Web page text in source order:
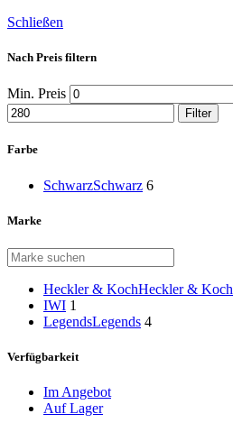
Schließen
Nach Preis filtern
Min. Preis
Filter
Farbe
SchwarzSchwarz 6
Marke
Heckler & KochHeckler & Koch
IWI 1
LegendsLegends 4
Verfügbarkeit
Im Angebot
Auf Lager